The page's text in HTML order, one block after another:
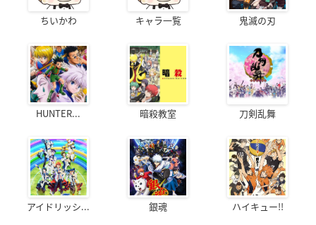
ちいかわ キャラ一覧 鬼滅の刃
HUNTER... 暗殺教室 刀剣乱舞
アイドリッシ... 銀魂 ハイキュー!!